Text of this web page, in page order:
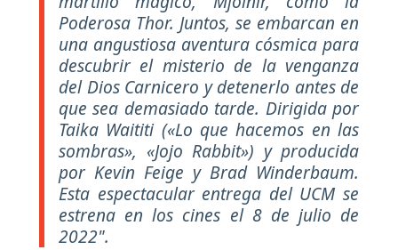
Poderosa Thor. Juntos, se embarcan en
una angustiosa aventura cósmica para
descubrir el misterio de la venganza
del Dios Carnicero y detenerlo antes de
que sea demasiado tarde. Dirigida por
Taika Waititi («Lo que hacemos en las
sombras», «Jojo Rabbit») y producida
por Kevin Feige y Brad Winderbaum.
Esta espectacular entrega del UCM se
estrena en los cines el 8 de julio de
2022".